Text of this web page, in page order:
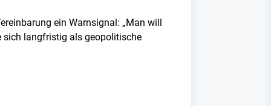
ein Warnsignal: „Man will
sich langfristig als geopolitische